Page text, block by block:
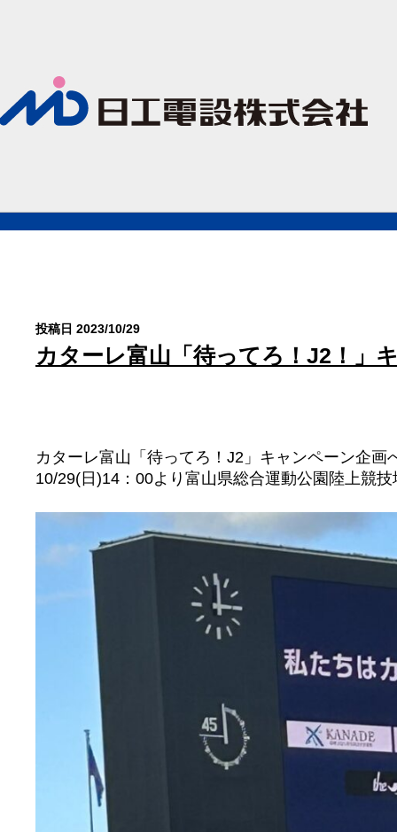
投稿日 2023/10/29
カターレ富山「待ってろ！J2！」
カターレ富山「待ってろ！J2」キャンペーン企画
10/29(日)14：00より富山県総合運動公園陸上競